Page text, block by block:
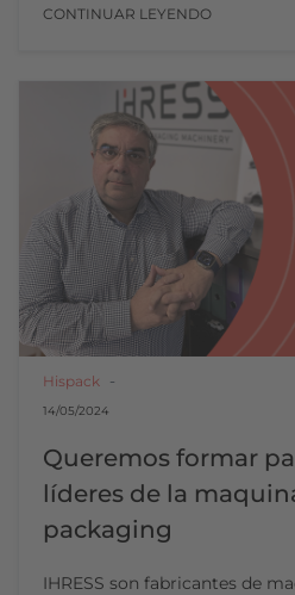
CONTINUAR LEYENDO
Hispack
14/05/2024
Queremos formar
líderes de la
packaging
IHRESS son fabricantes de